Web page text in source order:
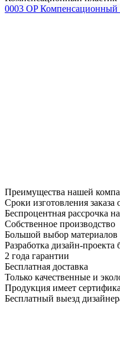
0003 OP
Преимущества нашей
Сроки изготовления заказа
Беспроцентная рассрочка
Собственное производство
Большой выбор
Разработка дизайн-проекта
2 года гарантии
Бесплатная доставка
Только качественные и
Продукция имеет
Бесплатный выезд